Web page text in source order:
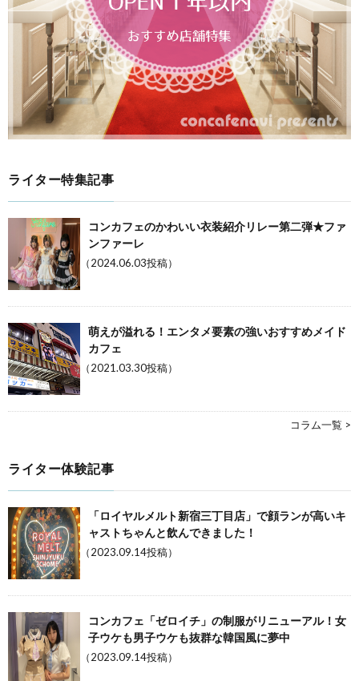
ライター特集記事
コンカフェのかわいい衣装紹介リレー第二弾★ファ
ンファーレ
（2024.06.03投稿）
萌えが溢れる！エンタメ要素の強いおすすめメイド
カフェ
（2021.03.30投稿）
コラム一覧 >
ライター体験記事
「ロイヤルメルト新宿三丁目店」で顔ランが高いキ
ャストちゃんと飲んできました！
（2023.09.14投稿）
コンカフェ「ゼロイチ」の制服がリニューアル！女
子ウケも男子ウケも抜群な韓国風に夢中
（2023.09.14投稿）